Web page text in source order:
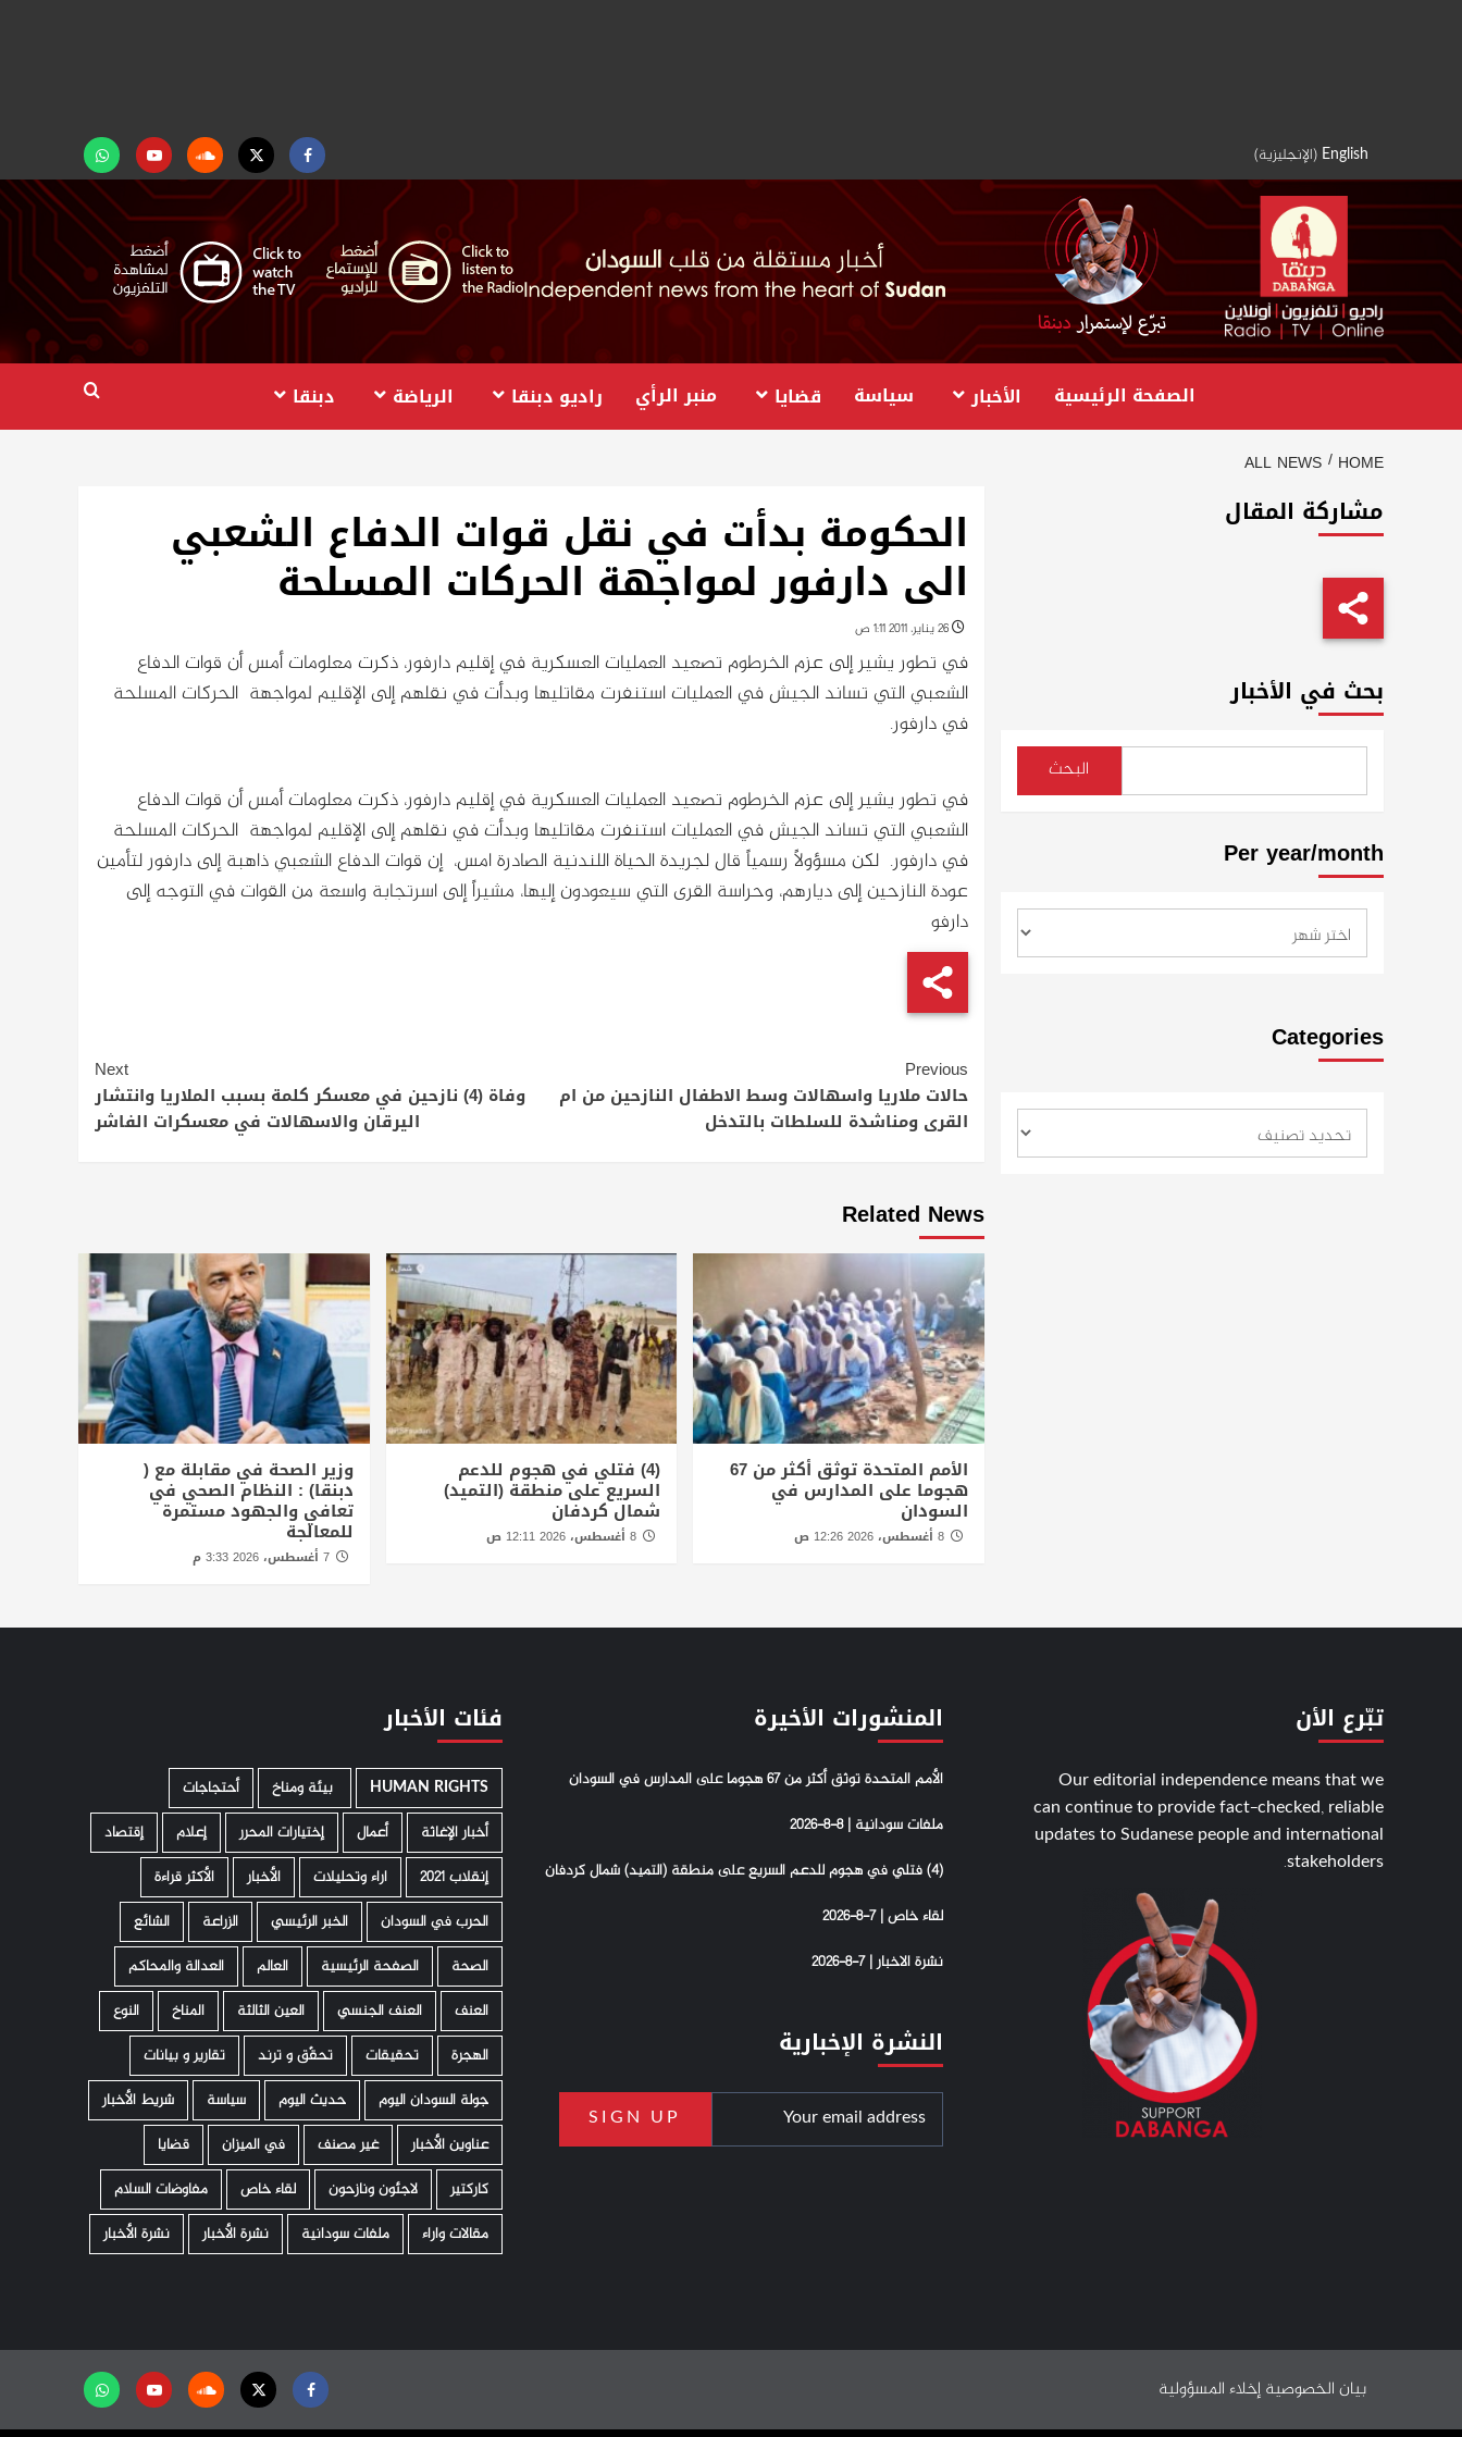
English
(الإنجليزية)
Facebook
Twitter
Soundcloud
Youtubeتابعنا
على
واتساب
الصفحة الرئيسية الأخبار سياسة قضايا منبر الرأي راديو دبنقا الرياضة دبنقا
HOME
ALL NEWS
الحكومة بدأت في نقل قوات الدفاع الشعبي
الى دارفور لمواجهة الحركات المسلحة
26 يناير، 2011 1:11 ص
في تطور يشير إلى عزم الخرطوم تصعيد العمليات العسكرية في إقليم دارفور، ذكرت معلومات أمس أن قوات الدفاع
الشعبي التي تساند الجيش في العمليات استنفرت مقاتليها وبدأت في نقلهم إلى الإقليم لمواجهة الحركات المسلحة
في دارفور.
في تطور يشير إلى عزم الخرطوم تصعيد العمليات العسكرية في إقليم دارفور، ذكرت معلومات أمس أن قوات الدفاع
الشعبي التي تساند الجيش في العمليات استنفرت مقاتليها وبدأت في نقلهم إلى الإقليم لمواجهة الحركات المسلحة
في دارفور. لكن مسؤولاً رسمياً قال لجريدة الحياة اللندنية الصادرة امس، إن قوات الدفاع الشعبي ذاهبة إلى دارفور لتأمين
عودة النازحين إلى ديارهم، وحراسة القرى التي سيعودون إليها، مشيراً إلى اسرتجابة واسعة من القوات في التوجه إلى
دارفو
Continue
Reading
Previous
حالات ملاريا واسهالات وسط الاطفال النازحين من ام
القرى ومناشدة للسلطات بالتدخل
Next
وفاة (4) نازحين في معسكر كلمة بسبب الملاريا وانتشار
اليرقان والاسهالات في معسكرات الفاشر
Related News
الأمم المتحدة توثق أكثر من 67
هجوما على المدارس في
السودان
8 أغسطس، 2026 12:26 ص
(4) فتلي في هجوم للدعم
السريع على منطقة (التميد)
شمال كردفان
وزير الصحة في مقابلة مع (
دبنقا) : النظام الصحي في
تعافي والجهود مستمرة
للمعالجة
7 أغسطس، 2026 3:33 م
مشاركة المقال
بحث في الأخبار
البحث
Per year/month
Categories
تبّرع الأن
Our editorial independence means that we
can continue to provide fact-checked, reliable
updates to Sudanese people and international
stakeholders.
المنشورات الأخيرة
الأمم المتحدة توثق أكثر من 67 هجوما على المدارس في السودان
ملفات سودانية | 8-8-2026
(4) فتلي في هجوم للدعم السريع على منطقة (التميد) شمال كردفان
لقاء خاص | 7-8-2026
نشرة الاخبار | 7-8-2026
النشرة الإخبارية
فئات الأخبار
HUMAN RIGHTS ­ بيئة ومناخ
أحتجاجات
أخبار الإغاثة
أعمال إختيارات المحرر إعلام
إقتصاد
إنقلاب 2021
اراء وتحليلات الأخبار
الأكثر قراءة
الحرب في السودان
الخبر الرئيسي الزراعة
الشائع
الصحة
الصفحة الرئيسية العالم
العدالة والمحاكم
العنف
العنف الجنسي العين الثالثة المناخ
النوع
الهجرة
تحقيقات تحقّق و ترند
تقارير و بيانات
جولة السودان اليوم
حديث اليوم سياسة
شريط الأخبار
عناوين الأخبار
غير مصنف في الميزان
قضايا
كاركتير
لاجئون ونازحون لقاء خاص
مفاوضات السلام
مقالات واراء
ملفات سودانية نشرة الأخبار نشرة الأخبار
بيان الخصوصيةإخلاء المسؤولية Facebook
Twitter
Soundcloud
Youtubeتابعنا
على